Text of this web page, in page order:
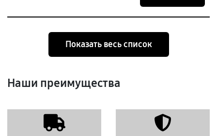
Показать весь список
Наши преимущества